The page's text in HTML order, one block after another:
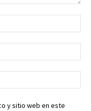
y sitio web en este